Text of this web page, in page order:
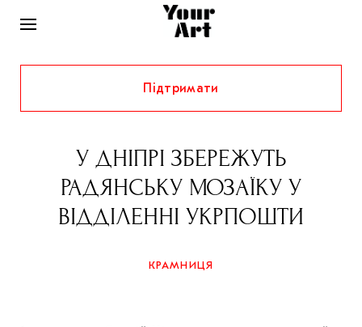
НОВИНИ
ІНТЕРВ’Ю
ХУДОЖНИКИ
КУРАТОРИ
РІДНИЙ КРАЙ
ФЕСТИВАЛІ
СТАТТІ
Підтримати
У ДНІПРІ ЗБЕРЕЖУТЬ
РАДЯНСЬКУ МОЗАЇКУ У
ВІДДІЛЕННІ УКРПОШТИ
КРАМНИЦЯ